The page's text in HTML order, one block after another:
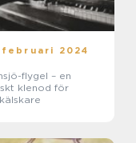
februari 2024
flygel – en
klenod för